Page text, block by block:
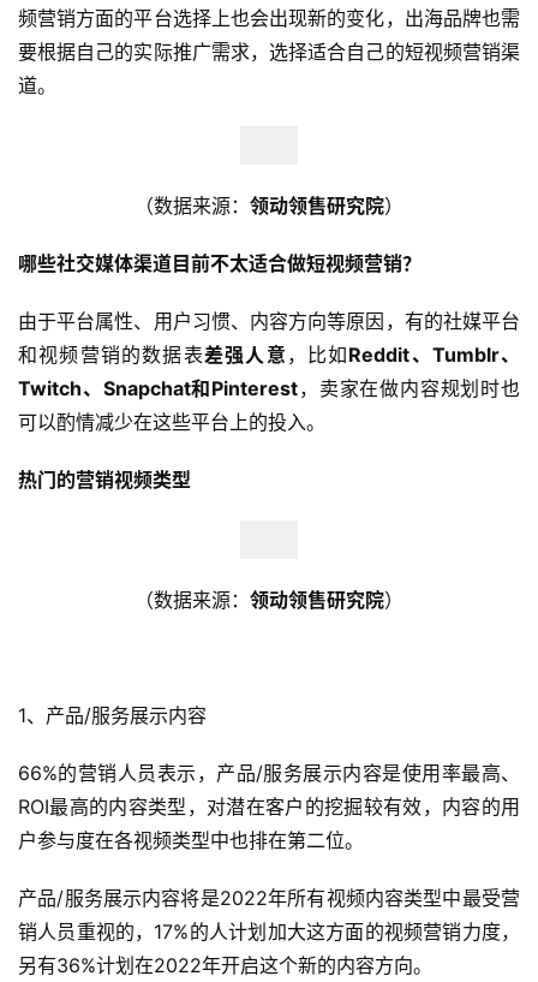
频营销方面的平台选择上也会出现新的变化，出海品牌也需
要根据自己的实际推广需求，选择适合自己的短视频营销渠
道。
（数据来源： 领动领售研究院）
哪些社交媒体渠道目前不太适合做短视频营销？
由于平台属性、用户习惯、内容方向等原因，有的社媒平台
和视频营销的数据表差强人意 ，比如Reddit、Tumblr、
Twitch、Snapchat和Pinterest，卖家在做内容规划时也
可以酌情减少在这些平台上的投入。
热门的营销视频类型
（数据来源： 领动领售研究院）
1、 产品/服务展示内容
66%的营销人员表示，产品/服务展示内容是使用率最高、
ROI最高的内容类型，对潜在客户的挖掘较有效，内容的用
户参与度在各视频类型中也排在第二位。
产品/服务展示内容将是2022年所有视频内容类型中最受营
销人员重视的，17%的人计划加大这方面的视频营销力度，
另有36%计划在2022年开启这个新的内容方向。